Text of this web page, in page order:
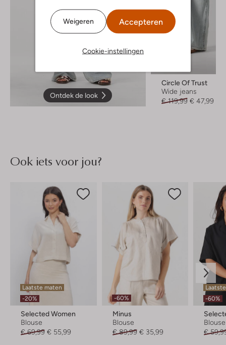
Weigeren Accepteren
Cookie-instellingen
Ontdek de look
Circle Of Trust
Wide jeans
€ 119,99 € 47,99
Ook iets voor jou?
Laatste maten
-20%
Selected Women
Blouse
€ 69,99 € 55,99
-60%
Minus
Blouse
€ 89,99 € 35,99
-60%
Blouse
€